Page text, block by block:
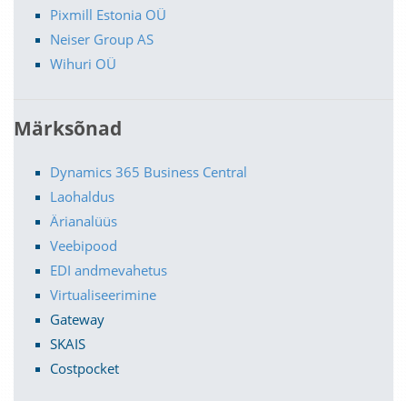
Pixmill Estonia OÜ
Neiser Group AS
Wihuri OÜ
Märksõnad
Dynamics 365 Business Central
Laohaldus
Ärianalüüs
Veebipood
EDI andmevahetus
Virtualiseerimine
Gateway
SKAIS
Costpocket